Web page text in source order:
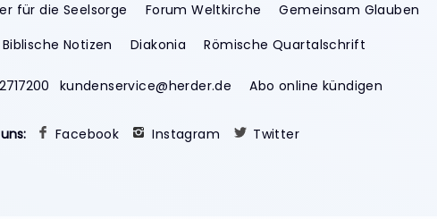
für die Seelsorge Forum Weltkirche Gemeinsam Glauben
Biblische Notizen Diakonia Römische Quartalschrift
kundenservice@herder.de Abo online kündigen
Facebook Instagram Twitter